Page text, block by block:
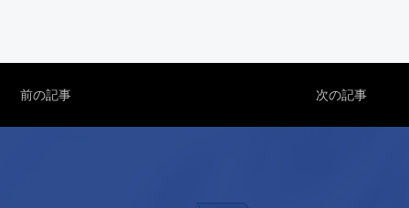
前の記事 次の記事